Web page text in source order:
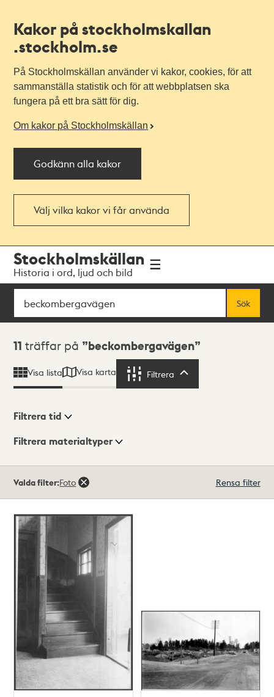
Kakor på stockholmskallan
.stockholm.se
På Stockholmskällan använder vi kakor, cookies, för att
sammanställa statistik och för att webbplatsen ska
fungera på ett bra sätt för dig.
Om kakor på Stockholmskällan
Godkänn alla kakor
Välj vilka kakor vi får använda
navigationen
huvudinnehållet
Stockholmskällan
Historia i ord, ljud och bild
Sök
Sök
Sökresultat
11 träffar på beckombergavägen
Visa lista Visa karta Filtrera
Visningsläge
Filtrera tid
Filtrera materialtyper
träffar
Valda filter:Foto Rensa filter